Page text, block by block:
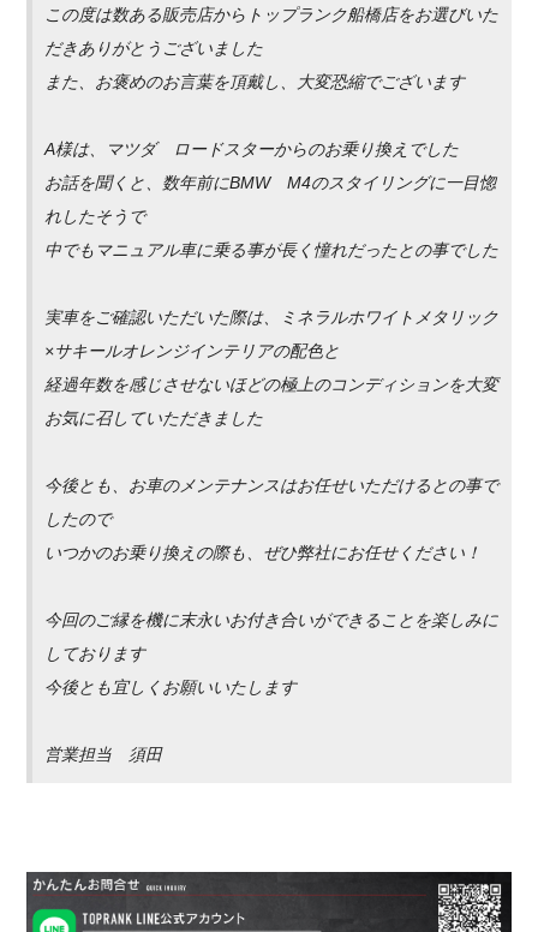
この度は数ある販売店からトップランク船橋店をお選びいた
だきありがとうございました
また、お褒めのお言葉を頂戴し、大変恐縮でございます
A様は、マツダ ロードスターからのお乗り換えでした
お話を聞くと、数年前にBMW M4のスタイリングに一目惚
れしたそうで
中でもマニュアル車に乗る事が長く憧れだったとの事でした
実車をご確認いただいた際は、ミネラルホワイトメタリック
×サキールオレンジインテリアの配色と
経過年数を感じさせないほどの極上のコンディションを大変
お気に召していただきました
今後とも、お車のメンテナンスはお任せいただけるとの事で
したので
いつかのお乗り換えの際も、ぜひ弊社にお任せください！
今回のご縁を機に末永いお付き合いができることを楽しみに
しております
今後とも宜しくお願いいたします
営業担当 須田